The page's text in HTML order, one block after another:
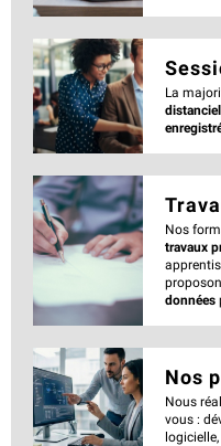
La
Nos
travaux
données
Nos
Nous
vous :
logicielle,